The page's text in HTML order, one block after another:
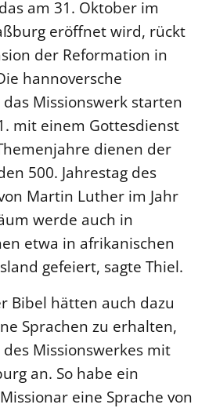
am 31. Oktober im
eröffnet wird, rückt
der Reformation in
hannoversche
Missionswerk starten
mit einem Gottesdienst
dienen der
500. Jahrestag des
Martin Luther im Jahr
werde auch in
etwa in afrikanischen
gefeiert, sagte Thiel.
Bibel hätten auch dazu
Sprachen zu erhalten,
Missionswerkes mit
an. So habe ein
eine Sprache von